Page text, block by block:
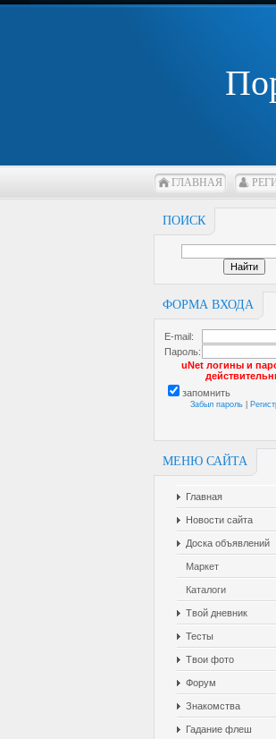
ГЛАВНАЯ
ПОИСК
ФОРМА ВХОДА
E-mail:
Пароль:
uNet логины и
запомнить
Забыл пароль
МЕНЮ САЙТА
Главная
Новости сайта
Доска объявлений
Маркет
Каталоги
Твой дневник
Тесты
Твои фото
Форум
Знакомства
Гадание флеш